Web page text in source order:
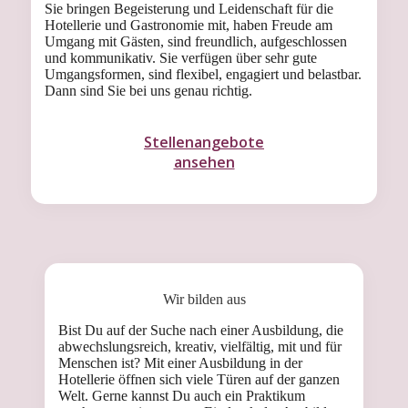
Sie bringen Begeisterung und Leidenschaft für die
Hotellerie und Gastronomie mit, haben Freude am
Umgang mit Gästen, sind freundlich, aufgeschlossen
und kommunikativ. Sie verfügen über sehr gute
Umgangsformen, sind flexibel, engagiert und belastbar.
Dann sind Sie bei uns genau richtig.
Stellenangebote
ansehen
Wir bilden aus
Bist Du auf der Suche nach einer Ausbildung, die
abwechslungsreich, kreativ, vielfältig, mit und für
Menschen ist? Mit einer Ausbildung in der
Hotellerie öffnen sich viele Türen auf der ganzen
Welt. Gerne kannst Du auch ein Praktikum